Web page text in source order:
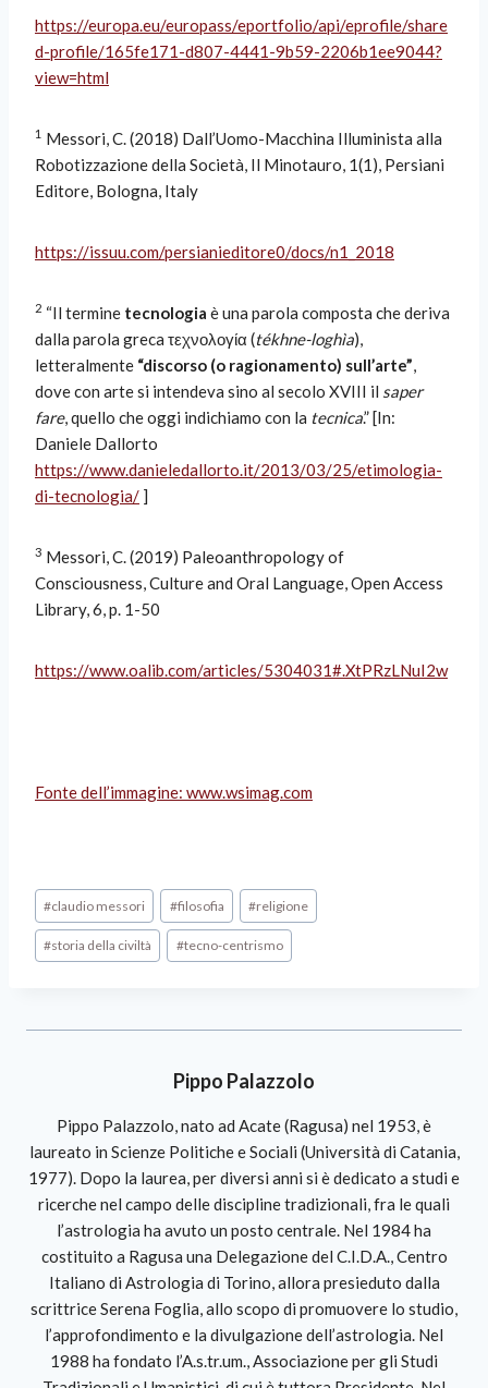
https://europa.eu/europass/eportfolio/api/eprofile/share
d-profile/165fe171-d807-4441-9b59-2206b1ee9044?
view=html
1 Messori, C. (2018) Dall’Uomo-Macchina Illuminista alla
Robotizzazione della Società, Il Minotauro, 1(1), Persiani
Editore, Bologna, Italy
https://issuu.com/persianieditore0/docs/n1_2018
2 “Il termine tecnologia è una parola composta che deriva
dalla parola greca τεχνολογία (tékhne-loghìa),
letteralmente “discorso (o ragionamento) sull’arte”,
dove con arte si intendeva sino al secolo XVIII il saper
fare, quello che oggi indichiamo con la tecnica.” [In:
Daniele Dallorto
https://www.danieledallorto.it/2013/03/25/etimologia-
di-tecnologia/ ]
3 Messori, C. (2019) Paleoanthropology of
Consciousness, Culture and Oral Language, Open Access
Library, 6, p. 1-50
https://www.oalib.com/articles/5304031#.XtPRzLNuI2w
Fonte dell’immagine: www.wsimag.com
#claudio messori #filosofia #religione
#storia della civiltà #tecno-centrismo
Pippo Palazzolo
Pippo Palazzolo, nato ad Acate (Ragusa) nel 1953, è
laureato in Scienze Politiche e Sociali (Università di Catania,
1977). Dopo la laurea, per diversi anni si è dedicato a studi e
ricerche nel campo delle discipline tradizionali, fra le quali
l’astrologia ha avuto un posto centrale. Nel 1984 ha
costituito a Ragusa una Delegazione del C.I.D.A., Centro
Italiano di Astrologia di Torino, allora presieduto dalla
scrittrice Serena Foglia, allo scopo di promuovere lo studio,
l’approfondimento e la divulgazione dell’astrologia. Nel
1988 ha fondato l’A.s.tr.um., Associazione per gli Studi